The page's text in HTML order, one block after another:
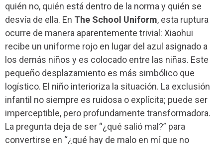
quién no, quién está dentro de la norma y quién se
desvía de ella. En The School Uniform, esta ruptura
ocurre de manera aparentemente trivial: Xiaohui
recibe un uniforme rojo en lugar del azul asignado a
los demás niños y es colocado entre las niñas. Este
pequeño desplazamiento es más simbólico que
logístico. El niño interioriza la situación. La exclusión
infantil no siempre es ruidosa o explícita; puede ser
imperceptible, pero profundamente transformadora.
La pregunta deja de ser “¿qué salió mal?” para
convertirse en “¿qué hay de malo en mí que no